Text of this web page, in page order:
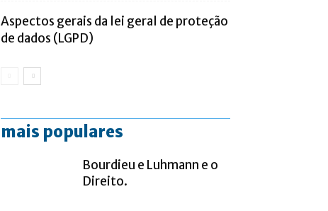
Aspectos gerais da lei geral de proteção
de dados (LGPD)
mais populares
Bourdieu e Luhmann e o
Direito.